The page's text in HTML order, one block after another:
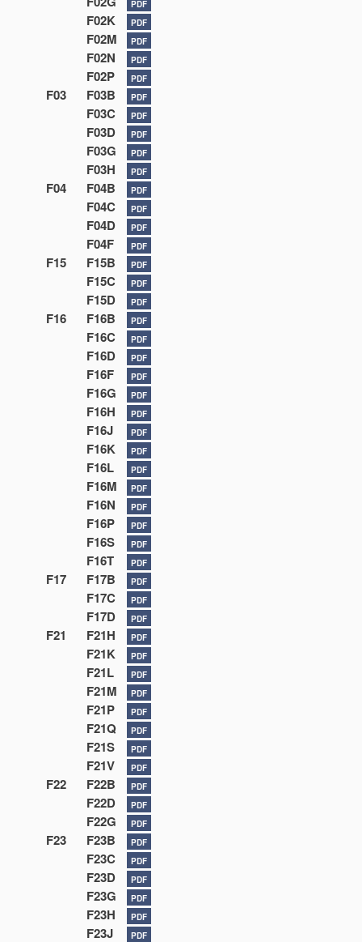
PDF
F02K PDF
F02M PDF
F02N PDF
F02P PDF
F03 F03B PDF
F03C PDF
F03D PDF
F03G PDF
F03H PDF
F04 F04B PDF
F04C PDF
F04D PDF
F04F PDF
F15 F15B PDF
F15C PDF
F15D PDF
F16 F16B PDF
F16C PDF
F16D PDF
F16F PDF
F16G PDF
F16H PDF
F16J PDF
F16K PDF
F16L PDF
F16M PDF
F16N PDF
F16P PDF
F16S PDF
F16T PDF
F17 F17B PDF
F17C PDF
F17D PDF
F21 F21H PDF
F21K PDF
F21L PDF
F21M PDF
F21P PDF
F21Q PDF
F21S PDF
F21V PDF
F22 F22B PDF
F22D PDF
F22G PDF
F23 F23B PDF
F23C PDF
F23D PDF
F23G PDF
F23H PDF
F23J PDF